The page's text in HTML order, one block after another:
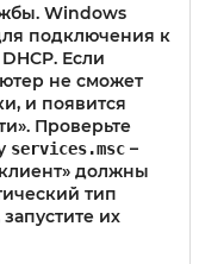
Windows
подключения к
Если
не сможет
и появится
Проверьте
services.msc –
должны
тип
их